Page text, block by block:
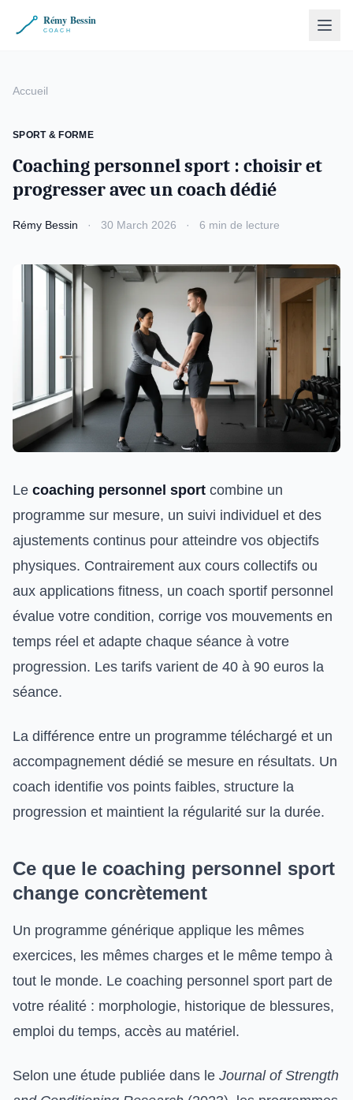
Accueil
SPORT & FORME
Coaching personnel sport : choisir et
progresser avec un coach dédié
Rémy Bessin · 30 March 2026 · 6 min de lecture
Le coaching personnel sport combine un
programme sur mesure, un suivi individuel et des
ajustements continus pour atteindre vos objectifs
physiques. Contrairement aux cours collectifs ou
aux applications fitness, un coach sportif personnel
évalue votre condition, corrige vos mouvements en
temps réel et adapte chaque séance à votre
progression. Les tarifs varient de 40 à 90 euros la
séance.
La différence entre un programme téléchargé et un
accompagnement dédié se mesure en résultats. Un
coach identifie vos points faibles, structure la
progression et maintient la régularité sur la durée.
Ce que le coaching personnel sport
change concrètement
Un programme générique applique les mêmes
exercices, les mêmes charges et le même tempo à
tout le monde. Le coaching personnel sport part de
votre réalité : morphologie, historique de blessures,
emploi du temps, accès au matériel.
Selon une étude publiée dans le Journal of Strength